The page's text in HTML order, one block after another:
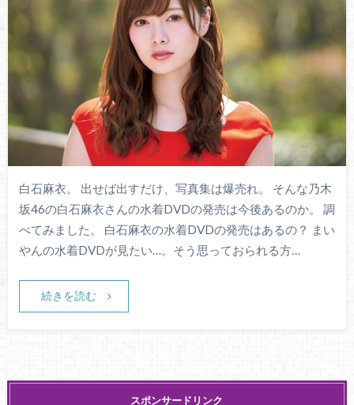
白石麻衣。 出せば出すだけ、写真集は爆売れ。 そんな乃木
坂46の白石麻衣さんの水着DVDの発売は今後あるのか。 調
べてみました。 白石麻衣の水着DVDの発売はあるの？ まい
やんの水着DVDが見たい…。そう思っておられる方…
続きを読む
スポンサードリンク